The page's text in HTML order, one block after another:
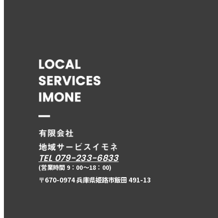
TEL 079-233-6833
(営業時間 9：00〜18：00)
〒670-0974 兵庫県姫路市飯田 491-13